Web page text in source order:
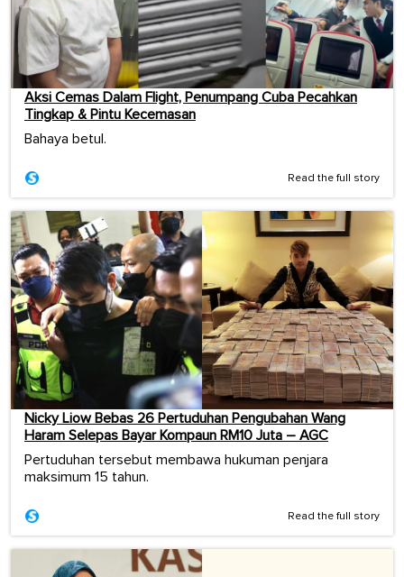
Aksi Cemas Dalam Flight, Penumpang Cuba Pecahkan
Tingkap & Pintu Kecemasan
Bahaya betul.
Read the full story
Nicky Liow Bebas 26 Pertuduhan Pengubahan Wang
Haram Selepas Bayar Kompaun RM10 Juta – AGC
Pertuduhan tersebut membawa hukuman penjara
maksimum 15 tahun.
Read the full story